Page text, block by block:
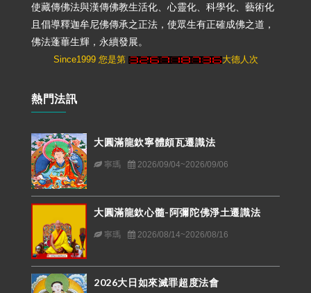
使藏傳佛法與漢傳佛教生活化、心靈化、科學化、藝術化
且倡導釋迦牟尼佛傳承之正法，使眾生有正確成佛之道，
佛法蓬蓽生輝，永續發展。
Since1999 您是第 大德人次
熱門法訊
大圓滿龍欽寧體頗瓦遷識法
寧瑪 2026/09/04~2026/09/06
大圓滿龍欽心髓-阿彌陀佛淨土遷識法
寧瑪 2026/08/14~2026/08/16
2026大日如來滅罪超度法會